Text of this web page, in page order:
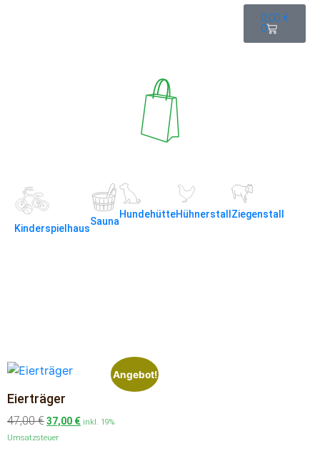
0,00 €
0
Kinderspielhaus
Sauna
HundehütteHühnerstall Ziegenstall
Angebot!
Eierträger
47,00€37,00 € inkl. 19%
Umsatzsteuer